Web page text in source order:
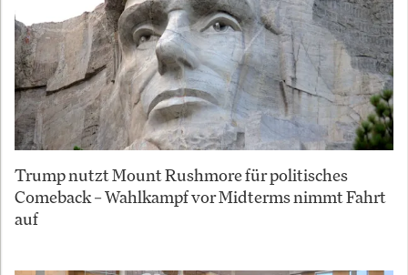
Trump nutzt Mount Rushmore für politisches
Comeback – Wahlkampf vor Midterms nimmt Fahrt
auf